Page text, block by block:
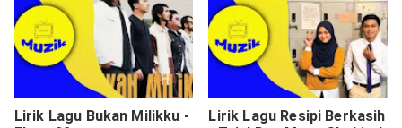
Lirik Lagu Bukan Milikku -
Lirik Lagu Resipi Berkasih